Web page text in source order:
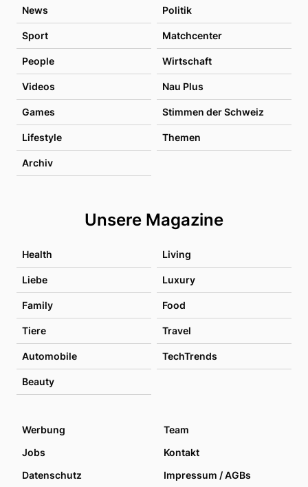
News Politik
Sport Matchcenter
People Wirtschaft
Videos Nau Plus
Games Stimmen der Schweiz
Lifestyle Themen
Archiv
Unsere Magazine
Health Living
Liebe Luxury
Family Food
Tiere Travel
Automobile TechTrends
Beauty
Werbung
Team
Jobs
Kontakt
Datenschutz
Impressum / AGBs